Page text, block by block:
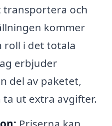
transportera och
kommer
roll i det totala
erbjuder
del av paketet,
ut extra avgifter.